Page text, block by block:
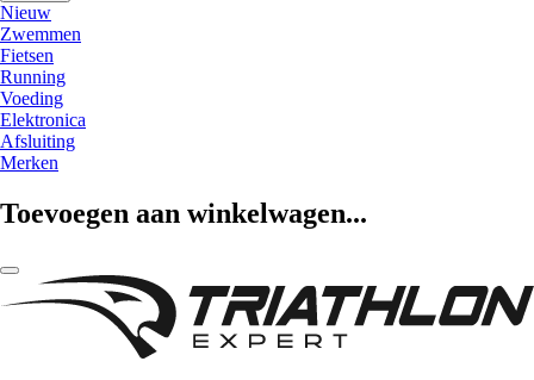
Nieuw
Zwemmen
Fietsen
Running
Voeding
Elektronica
Afsluiting
Merken
Toevoegen aan winkelwagen...